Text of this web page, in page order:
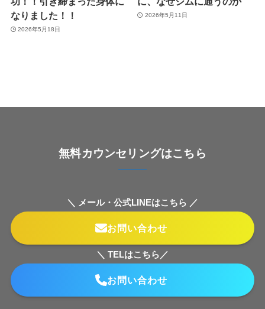
なりました！！
2026年5月18日
2026年5月11日
無料カウンセリングはこちら
＼ メール・公式LINEはこちら ／
お問い合わせ
＼ TELはこちら／
お問い合わせ